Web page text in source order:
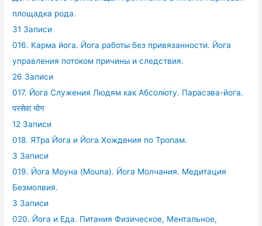
площадка рода.
31 Записи
016. Карма йога. Йога работы без привязанности. Йога
управления потоком причины и следствия.
26 Записи
017. Йога Служения Людям как Абсолюту. Парасэва-йога.
परसेवा योग
12 Записи
018. ЯТра Йога и Йога Хождения по Тропам.
3 Записи
019. Йога Моуна (Mouna). Йога Молчания. Медитация
Безмолвия.
3 Записи
020. Йога и Еда. Питания Физическое, Ментальное,